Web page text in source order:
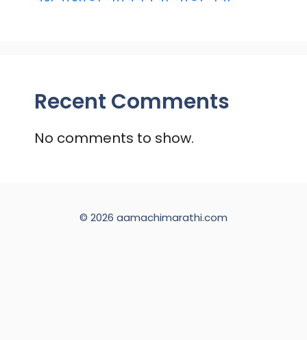
Recent Comments
No comments to show.
© 2026 aamachimarathi.com